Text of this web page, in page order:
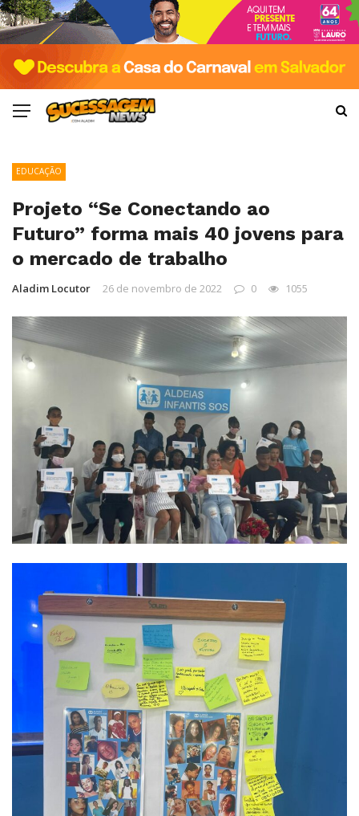
EDUCAÇÃO
Projeto “Se Conectando ao
Futuro” forma mais 40 jovens para
o mercado de trabalho
Aladim Locutor 26 de novembro de 2022 0 1055